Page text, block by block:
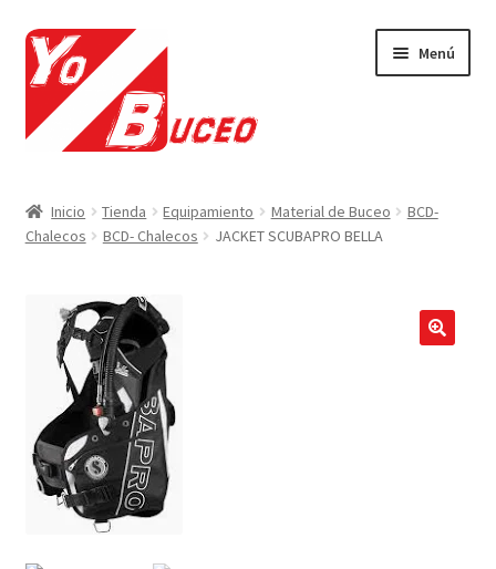
Ir
navegación
Ir
al
contenido
Menú
EQUIPAMIENTO
VIAJES Y ACTIVIDADES
OFERTAS LAST MINUTE
SEGUROS DE BUCEO
MI CUENTA
WEB YOBUCEO
Inicio Tienda Equipamiento Material de Buceo
BCD-
Chalecos
BCD- Chalecos JACKET SCUBAPRO BELLA